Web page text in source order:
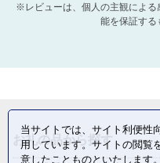
※レビューは、個人の主観による
能を保証する
お礼の品から探す
当サイトでは、サイト利便性
用しています。サイトの閲覧
意したことものといたします。